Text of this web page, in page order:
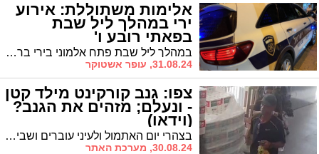
אלימות משתוללת: אירוע
ירי במהלך ליל שבת
בפאתי רובע ו'
במהלך ליל שבת פתח אלמוני בירי ברחוב ציזלינג ברובע ו' וגרם נזק למספר כלי רכב. בחסדי שמיים לא היו נפגעים באירוע. לא רחוק משם התפוצץ לאחרונה מטען חבלה ברכב
31.08.24, עופר אשטוקר
צפו: גנב קורקינט מילד קטן
- ונעלם; מזהים את הגנב?
(וידאו)
בצהרי יום האתמול ולעיני עוברים ושבים במרכז כלניות ברובע ח', ניצל החשוד רגע של הסחת דעת וגנב קורקינט חשמלי יקר מילד קטן. אם אתם מזהים את הגנב - צרו קשר. הפרטים בפנים
30.08.24, מערכת האתר